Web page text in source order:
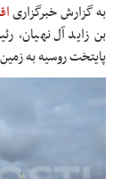
به گزارش خبرگزاری
بن زاید آل نهیان،
پایتخت روسیه به